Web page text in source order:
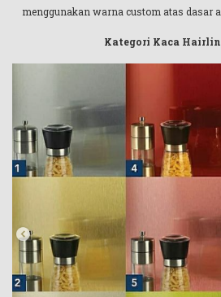
menggunakan warna custom atas dasar
Kategori Kaca